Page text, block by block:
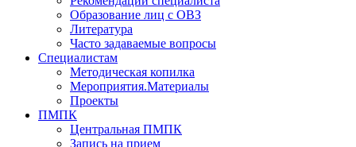
Образование лиц с ОВЗ
Литература
Часто задаваемые вопросы
Специалистам
Методическая копилка
Мероприятия.Материалы
Проекты
ПМПК
Центральная ПМПК
Запись на прием